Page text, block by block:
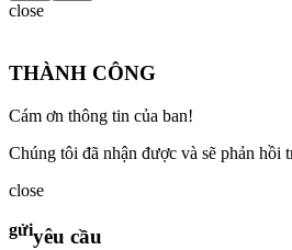
close
THÀNH CÔNG
Cám ơn thông tin của ban!
Chúng tôi đã nhận được và sẽ phản hồi
close
gửiyêu cầu